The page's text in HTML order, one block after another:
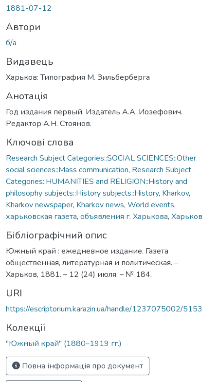
1881-07-12
Автори
б/а
Видавець
Харьков: Типография М. Зильберберга
Анотація
Год издания первый. Издатель А.А. Иозефович.
Редактор А.Н. Стоянов.
Ключові слова
Research Subject Categories::SOCIAL SCIENCES::Other
social sciences::Mass communication, Research Subject
Categories::HUMANITIES and RELIGION::History and
philosophy subjects::History subjects::History, Kharkov,
Kharkov newspaper, Kharkov news, World events,
харьковская газета, объявления г. Харькова, Харьков
Бібліографічний опис
Южный край : ежедневное издание. Газета
общественная, литературная и политическая. –
Харьков, 1881. – 12 (24) июля. – № 184.
URI
https://escriptorium.karazin.ua/handle/1237075002/5153
Колекції
"Южный край" (1880–1919 гг.)
Повна інформація про документ